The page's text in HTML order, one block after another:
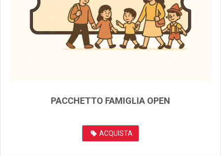
PACCHETTO FAMIGLIA OPEN
ACQUISTA